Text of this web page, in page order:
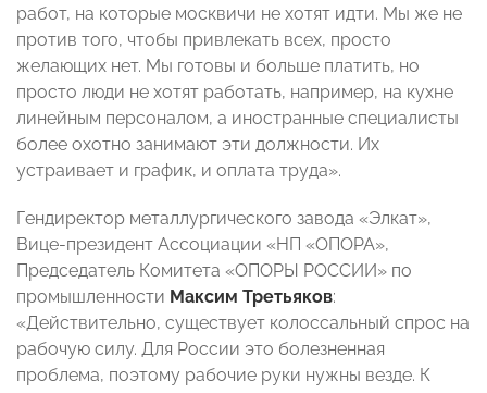
работ, на которые москвичи не хотят идти. Мы же не
против того, чтобы привлекать всех, просто
желающих нет. Мы готовы и больше платить, но
просто люди не хотят работать, например, на кухне
линейным персоналом, а иностранные специалисты
более охотно занимают эти должности. Их
устраивает и график, и оплата труда».
Гендиректор металлургического завода «Элкат»,
Вице-президент Ассоциации «НП «ОПОРА»,
Председатель Комитета «ОПОРЫ РОССИИ» по
промышленности Максим Третьяков:
«Действительно, существует колоссальный спрос на
рабочую силу. Для России это болезненная
проблема, поэтому рабочие руки нужны везде. К